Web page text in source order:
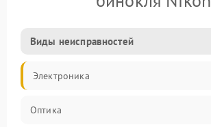
Виды неисправностей
Электроника
Оптика